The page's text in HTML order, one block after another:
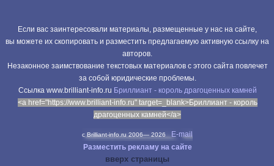
Если вас заинтересовали материалы, размещенные у нас на сайте,
вы можете их скопировать и разместить предлагаемую активную ссылку на
авторов.
Незаконное заимствование текстовых материалов с этого сайта повлечет
за собой юридические проблемы.
Cсылка www.brilliant-info.ru Бриллиант - король драгоценных камней
<a href="https://www.brilliant-info.ru" target=_blank>Бриллиант - король
драгоценных камней</a>
c Brilliant-info.ru 2006— 2026
E-mail
Разместить рекламу на сайте
вверх страницы